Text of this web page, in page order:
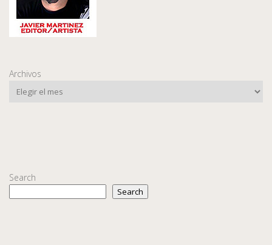
Archivos
Search
Search